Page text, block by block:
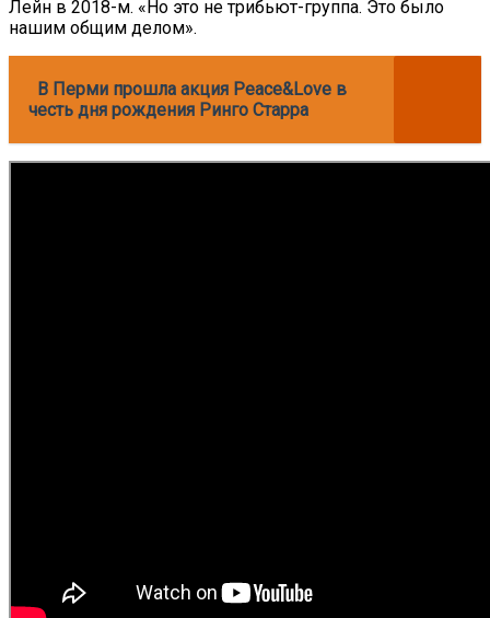
Лейн в 2018-м. «Но это не трибьют-группа. Это было
нашим общим делом».
В Перми прошла акция Peace&Love в
честь дня рождения Ринго Старра